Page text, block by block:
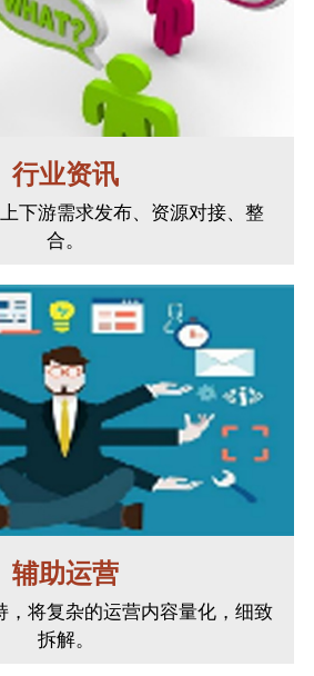
行业资讯
下游需求发布、资源对接、整
合。
辅助运营
，将复杂的运营内容量化，细致
拆解。